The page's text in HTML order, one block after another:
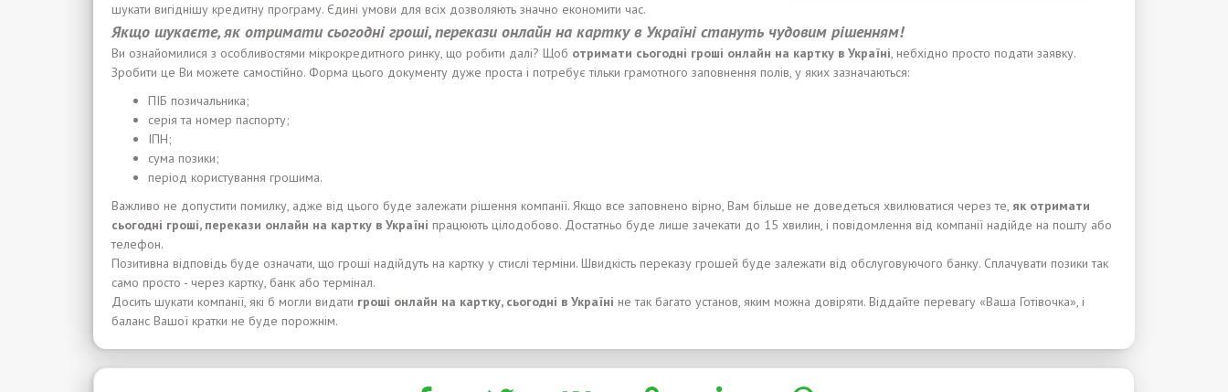
шукати вигіднішу кредитну програму. Єдині умови для всіх дозволяють значно економити час.
Якщо шукаєте,як отримати сьогодні гроші, перекази онлайн на картку в Україністануть чудовим рішенням!
Ви ознайомилися з особливостями мікрокредитного ринку, що робити далі? Щоб отримати сьогодні гроші онлайн на картку в Україні, небхідно просто подати заявку.
Зробити це Ви можете самостійно. Форма цього документу дуже проста і потребує тільки грамотного заповнення полів, у яких зазначаються:
ПІБ позичальника;
серія та номер паспорту;
ІПН;
сума позики;
період користування грошима.
Важливо не допустити помилку, адже від цього буде залежати рішення компанії. Якщо все заповнено вірно, Вам більше не доведеться хвилюватися через те, як отримати
сьогодні гроші,перекази онлайн на картку в Україні працюють цілодобово. Достатньо буде лише зачекати до 15 хвилин, і повідомлення від компанії надійде на пошту або
телефон.
Позитивна відповідь буде означати, що гроші надійдуть на картку у стислі терміни. Швидкість переказу грошей буде залежати від обслуговуючого банку. Сплачувати позики так
само просто - через картку, банк або термінал.
Досить шукати компанії, які б могли видати гроші онлайн на картку, сьогодні в Україні не так багато установ, яким можна довіряти. Віддайте перевагу «Ваша Готівочка», і
баланс Вашої кратки не буде порожнім.